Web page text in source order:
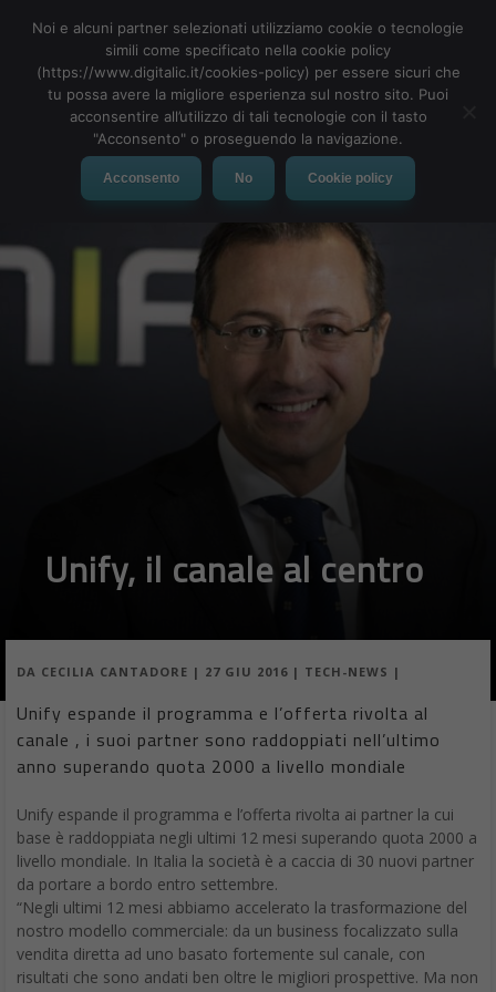
MENU
Unify, il canale al centro
DA CECILIA CANTADORE | 27 GIU 2016 | TECH-NEWS |
Unify espande il programma e l’offerta rivolta al
canale , i suoi partner sono raddoppiati nell’ultimo
anno superando quota 2000 a livello mondiale
Unify espande il programma e l’offerta rivolta ai partner la cui
base è raddoppiata negli ultimi 12 mesi superando quota 2000 a
livello mondiale. In Italia la società è a caccia di 30 nuovi partner
da portare a bordo entro settembre.
“Negli ultimi 12 mesi abbiamo accelerato la trasformazione del
nostro modello commerciale: da un business focalizzato sulla
vendita diretta ad uno basato fortemente sul canale, con
risultati che sono andati ben oltre le migliori prospettive. Ma non
Noi e alcuni partner selezionati utilizziamo cookie o tecnologie
simili come specificato nella cookie policy
(https://www.digitalic.it/cookies-policy) per essere sicuri che
tu possa avere la migliore esperienza sul nostro sito. Puoi
acconsentire all’utilizzo di tali tecnologie con il tasto
"Acconsento" o proseguendo la navigazione.
Acconsento No Cookie policy